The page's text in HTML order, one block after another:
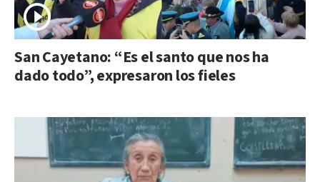
San Cayetano: “Es el santo que nos ha
dado todo”, expresaron los fieles